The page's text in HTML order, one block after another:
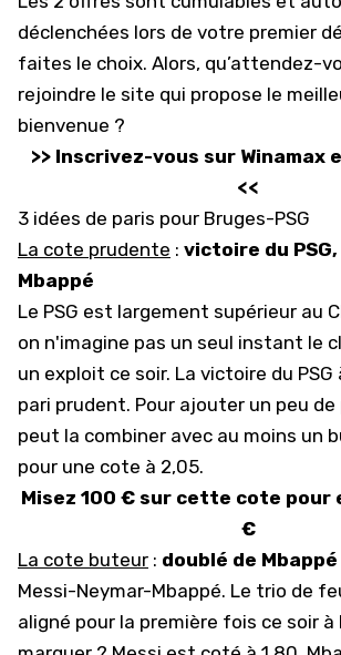
déclenchées lors de votre premier
faites le choix. Alors, qu’attendez-
rejoindre le site qui propose le
bienvenue ?
>> Inscrivez-vous sur Winamax
<<
3 idées de paris pour Bruges-PSG
La cote prudente : victoire du
Mbappé
Le PSG est largement supérieur au
on n'imagine pas un seul instant le
un exploit ce soir. La victoire du PSG
pari prudent. Pour ajouter un peu
peut la combiner avec au moins un
pour une cote à 2,05.
Misez 100 € sur cette cote pour
€
La cote buteur : doublé de Mbappé
Messi-Neymar-Mbappé. Le trio de
aligné pour la première fois ce soir à